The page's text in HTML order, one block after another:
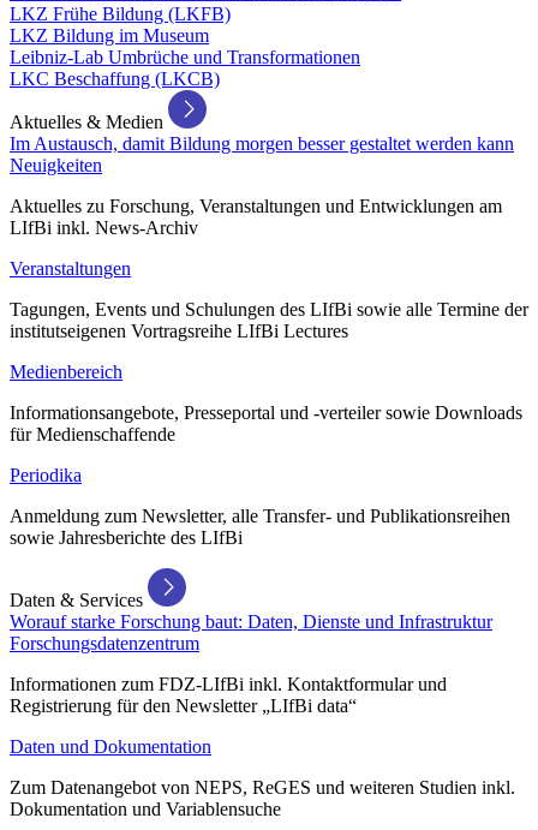
LKZ Frühe Bildung (LKFB)
LKZ Bildung im Museum
Leibniz-Lab Umbrüche und Transformationen
LKC Beschaffung (LKCB)
Aktuelles & Medien
Im Austausch, damit Bildung morgen besser gestaltet werden kann
Neuigkeiten
Aktuelles zu Forschung, Veranstaltungen und Entwicklungen am
LIfBi inkl. News-Archiv
Veranstaltungen
Tagungen, Events und Schulungen des LIfBi sowie alle Termine der
institutseigenen Vortragsreihe LIfBi Lectures
Medienbereich
Informationsangebote, Presseportal und -verteiler sowie Downloads
für Medienschaffende
Periodika
Anmeldung zum Newsletter, alle Transfer- und Publikationsreihen
sowie Jahresberichte des LIfBi
Daten & Services
Worauf starke Forschung baut: Daten, Dienste und Infrastruktur
Forschungsdatenzentrum
Informationen zum FDZ-LIfBi inkl. Kontaktformular und
Registrierung für den Newsletter „LIfBi data“
Daten und Dokumentation
Zum Datenangebot von NEPS, ReGES und weiteren Studien inkl.
Dokumentation und Variablensuche